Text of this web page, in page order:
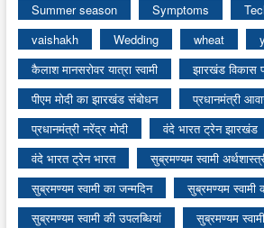
Summer season
Symptoms
vaishakh
Wedding wheat
कैलाश मानसरोवर यात्रा स्वामी
झारखंड विकास
पीएम मोदी का झारखंड संबोधन
प्रधानमंत्री
प्रधानमंत्री नरेंद्र मोदी
वंदे भारत ट्रेन झारखंड
वंदे भारत ट्रेन भारत
सुब्रमण्यम स्वामी
सुब्रमण्यम स्वामी का जन्मदिन
सुब्रमण्यम स्वामी
सुब्रमण्यम स्वामी की उपलब्धियां
सुब्रमण्यम